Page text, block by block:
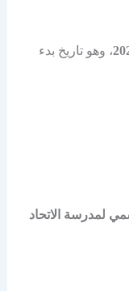
، وهو تاريخ بدء
لمدرسة الاتحاد